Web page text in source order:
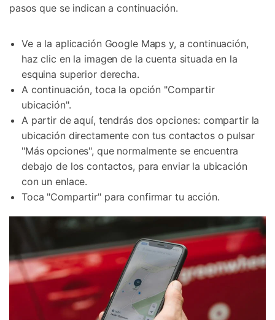
pasos que se indican a continuación.
Ve a la aplicación Google Maps y, a continuación,
haz clic en la imagen de la cuenta situada en la
esquina superior derecha.
A continuación, toca la opción "Compartir
ubicación".
A partir de aquí, tendrás dos opciones: compartir la
ubicación directamente con tus contactos o pulsar
"Más opciones", que normalmente se encuentra
debajo de los contactos, para enviar la ubicación
con un enlace.
Toca "Compartir" para confirmar tu acción.